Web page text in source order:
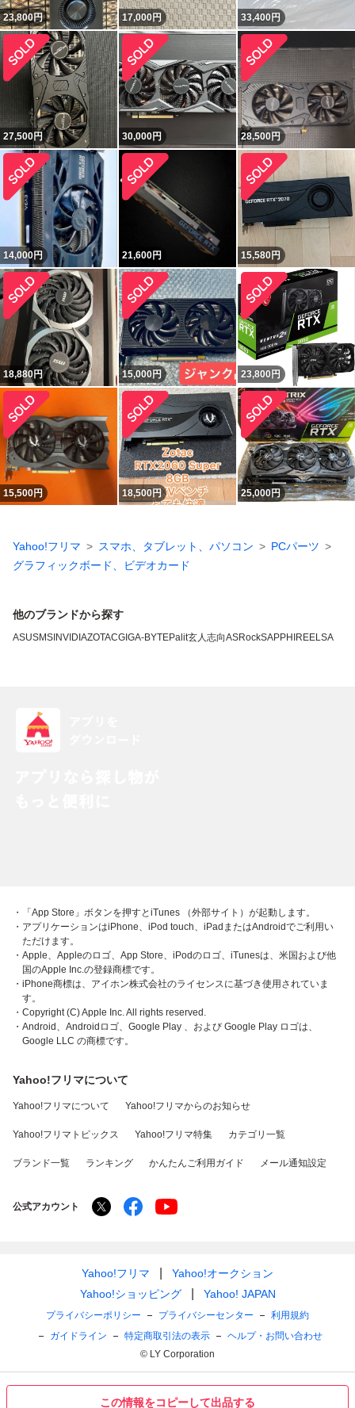
この情報をコピーして出品する
23,800円 17,000円 33,400円
27,500円 30,000円 28,500円
14,000円 21,600円 15,580円
18,880円 15,000円 23,800 円
15,500円 18,500円 25,000円
Yahoo!フリマ スマホ、タブレット、パソコン
PCパーツ
グラフィックボード、ビデオカード
他のブランドから探す
ASUSMSI NVIDIAZOTACGIGA-BYTEPalit玄人志向ASRockSAPPHIREELSA
・「App Store」ボタンを押すとiTunes （外部サイト）が起動します。
・アプリケーションはiPhone、iPod touch、iPadまたはAndroidでご利用い
ただけます。
・Apple、Appleのロゴ、App Store、iPodのロゴ、iTunesは、米国および他
国のApple Inc.の登録商標です。
・iPhone商標は、アイホン株式会社のライセンスに基づき使用されていま
す。
・Copyright (C) Apple Inc. All rights reserved.
・Android、Androidロゴ、Google Play 、および Google Play ロゴは、
Google LLC の商標です。
Yahoo!フリマについて
Yahoo!フリマについて Yahoo!フリマからのお知らせ
Yahoo!フリマトピックス Yahoo!フリマ特集 カテゴリ一覧
ブランド一覧 ランキング かんたんご利用ガイド メール通知設定
公式アカウント
Yahoo!フリマ
Yahoo!オークション
Yahoo!ショッピング
Yahoo! JAPAN
プライバシーポリシー プライバシーセンター
利用規約
ガイドライン
特定商取引法の表示
ヘルプ・お問い合わせ
© LY Corporation